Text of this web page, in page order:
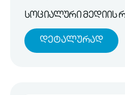
სოციალური მედიის
Დეტალურად